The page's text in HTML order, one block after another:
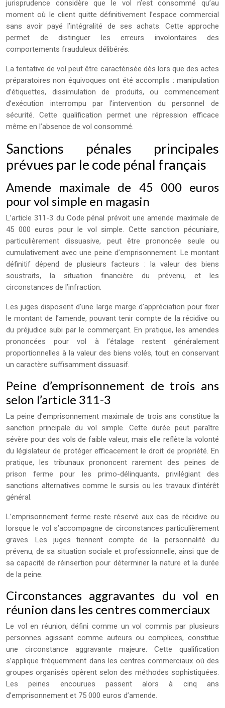
jurisprudence considère que le vol n’est consommé qu’au
moment où le client quitte définitivement l’espace commercial
sans avoir payé l’intégralité de ses achats. Cette approche
permet de distinguer les erreurs involontaires des
comportements frauduleux délibérés.
La tentative de vol peut être caractérisée dès lors que des actes
préparatoires non équivoques ont été accomplis : manipulation
d’étiquettes, dissimulation de produits, ou commencement
d’exécution interrompu par l’intervention du personnel de
sécurité. Cette qualification permet une répression efficace
même en l’absence de vol consommé.
Sanctions pénales principales
prévues par le code pénal français
Amende maximale de 45 000 euros
pour vol simple en magasin
L’article 311-3 du Code pénal prévoit une amende maximale de
45 000 euros pour le vol simple. Cette sanction pécuniaire,
particulièrement dissuasive, peut être prononcée seule ou
cumulativement avec une peine d’emprisonnement. Le montant
définitif dépend de plusieurs facteurs : la valeur des biens
soustraits, la situation financière du prévenu, et les
circonstances de l’infraction.
Les juges disposent d’une large marge d’appréciation pour fixer
le montant de l’amende, pouvant tenir compte de la récidive ou
du préjudice subi par le commerçant. En pratique, les amendes
prononcées pour vol à l’étalage restent généralement
proportionnelles à la valeur des biens volés, tout en conservant
un caractère suffisamment dissuasif.
Peine d’emprisonnement de trois ans
selon l’article 311-3
La peine d’emprisonnement maximale de trois ans constitue la
sanction principale du vol simple. Cette durée peut paraître
sévère pour des vols de faible valeur, mais elle reflète la volonté
du législateur de protéger efficacement le droit de propriété. En
pratique, les tribunaux prononcent rarement des peines de
prison ferme pour les primo-délinquants, privilégiant des
sanctions alternatives comme le sursis ou les travaux d’intérêt
général.
L’emprisonnement ferme reste réservé aux cas de récidive ou
lorsque le vol s’accompagne de circonstances particulièrement
graves. Les juges tiennent compte de la personnalité du
prévenu, de sa situation sociale et professionnelle, ainsi que de
sa capacité de réinsertion pour déterminer la nature et la durée
de la peine.
Circonstances aggravantes du vol en
réunion dans les centres commerciaux
Le vol en réunion, défini comme un vol commis par plusieurs
personnes agissant comme auteurs ou complices, constitue
une circonstance aggravante majeure. Cette qualification
s’applique fréquemment dans les centres commerciaux où des
groupes organisés opèrent selon des méthodes sophistiquées.
Les peines encourues passent alors à cinq ans
d’emprisonnement et 75 000 euros d’amende.